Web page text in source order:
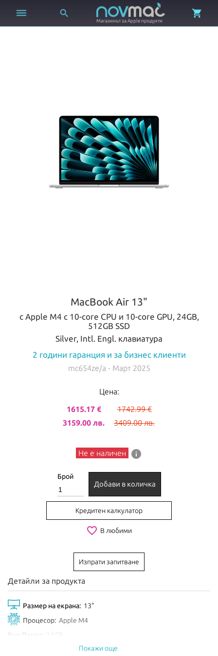
 
Магазинът за Apple продукти

MacBook Air 13"
с Apple M4 с 10-core CPU и 10-core GPU, 24GB,
512GB SSD
Silver, Intl. Engl. клавиатура
2 години гаранция и за бизнес клиенти
mc654ze/a - Март 2025
Цена:
1615.17 €
1742.99 €
3159.00 лв.
3409.00 лв.
Не е наличен info
Брой
Добави в количка
Кредитен калкулатор
favorite_border В любими
Изпрати запитване
Детайли за продукта
Размер на екрана: 13"
Процесор: Apple M4
Рам Памет:
24GB
512GB SSD
Покажи още